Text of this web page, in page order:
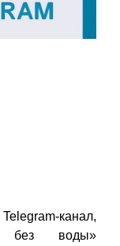
канал,
без воды»